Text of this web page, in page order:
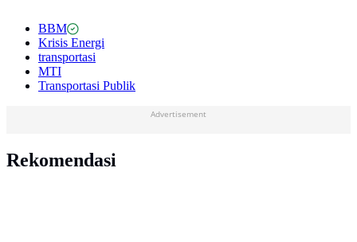
BBM
Krisis Energi
transportasi
MTI
Transportasi Publik
Advertisement
Rekomendasi